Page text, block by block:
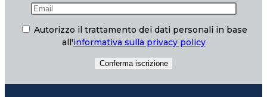
Autorizzo il trattamento dei dati personali in base
all'informativa sulla privacy policy